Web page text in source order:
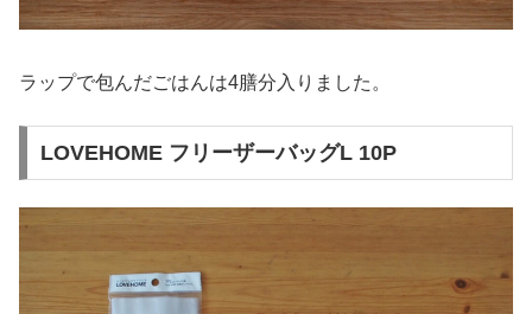
ラップで包んだごはんは4膳分入りました。
LOVEHOME フリーザーバッグL 10P